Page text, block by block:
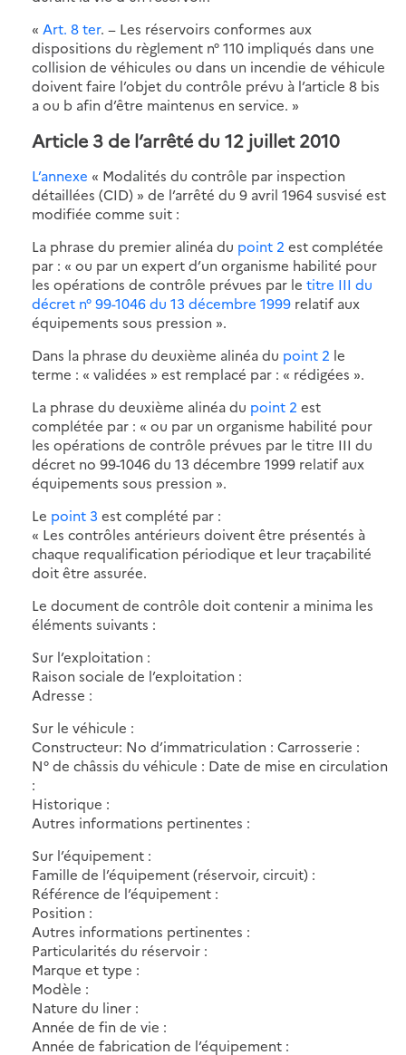
« Art. 8 ter. − Les réservoirs conformes aux
dispositions du règlement n° 110 impliqués dans une
collision de véhicules ou dans un incendie de véhicule
doivent faire l’objet du contrôle prévu à l’article 8 bis
a ou b afin d’être maintenus en service. »
Article 3 de l’arrêté du 12 juillet 2010
L’annexe « Modalités du contrôle par inspection
détaillées (CID) » de l’arrêté du 9 avril 1964 susvisé est
modifiée comme suit :
La phrase du premier alinéa du point 2 est complétée
par : « ou par un expert d’un organisme habilité pour
les opérations de contrôle prévues par le titre III du
décret n° 99-1046 du 13 décembre 1999 relatif aux
équipements sous pression ».
Dans la phrase du deuxième alinéa du point 2 le
terme : « validées » est remplacé par : « rédigées ».
La phrase du deuxième alinéa du point 2 est
complétée par : « ou par un organisme habilité pour
les opérations de contrôle prévues par le titre III du
décret no 99-1046 du 13 décembre 1999 relatif aux
équipements sous pression ».
Le point 3 est complété par :
« Les contrôles antérieurs doivent être présentés à
chaque requalification périodique et leur traçabilité
doit être assurée.
Le document de contrôle doit contenir a minima les
éléments suivants :
Sur l’exploitation :
Raison sociale de l’exploitation :
Adresse :
Sur le véhicule :
Constructeur: No d’immatriculation : Carrosserie :
N° de châssis du véhicule : Date de mise en circulation
:
Historique :
Autres informations pertinentes :
Sur l’équipement :
Famille de l’équipement (réservoir, circuit) :
Référence de l’équipement :
Position :
Autres informations pertinentes :
Particularités du réservoir :
Marque et type :
Modèle :
Nature du liner :
Année de fin de vie :
Année de fabrication de l’équipement :